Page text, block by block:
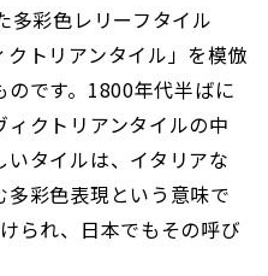
多彩色レリーフタイル
トリアンタイル」を模倣
のです。1800年代半ばに
クトリアンタイルの中
タイルは、イタリアな
多彩色表現という意味で
られ、日本でもその呼び